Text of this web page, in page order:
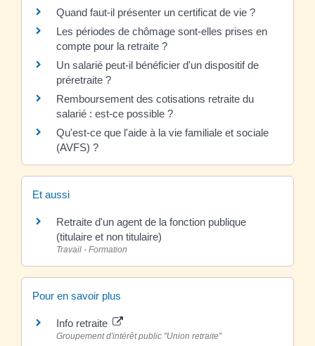
Quand faut-il présenter un certificat de vie ?
Les périodes de chômage sont-elles prises en
compte pour la retraite ?
Un salarié peut-il bénéficier d'un dispositif de
préretraite ?
Remboursement des cotisations retraite du
salarié : est-ce possible ?
Qu'est-ce que l'aide à la vie familiale et sociale
(AVFS) ?
Et aussi
Retraite d'un agent de la fonction publique
(titulaire et non titulaire)
Travail - Formation
Pour en savoir plus
Info retraite
Groupement d'intérêt public "Union retraite"